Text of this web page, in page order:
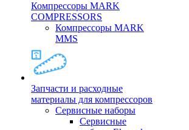
Компрессоры MARK
COMPRESSORS
Компрессоры MARK
MMS
Запчасти и расходные
материалы для компрессоров
Cервисные наборы
Сервисные